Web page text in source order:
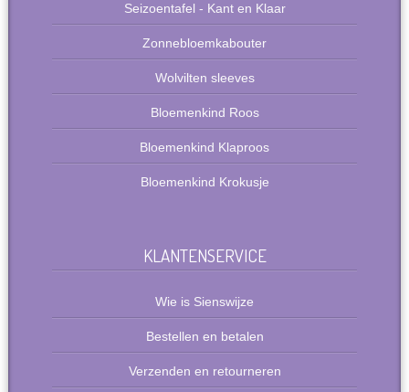
Seizoentafel - Kant en Klaar
Zonnebloemkabouter
Wolvilten sleeves
Bloemenkind Roos
Bloemenkind Klaproos
Bloemenkind Krokusje
KLANTENSERVICE
Wie is Sienswijze
Bestellen en betalen
Verzenden en retourneren